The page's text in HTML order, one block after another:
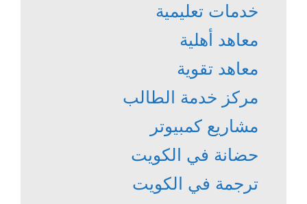
خدمات تعليمية
معاهد أهلية
معاهد تقوية
مركز خدمة الطالب
مشاريع كمبيوتر
حضانة في الكويت
ترجمة في الكويت